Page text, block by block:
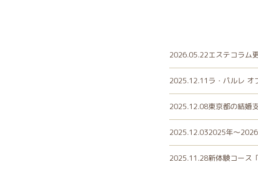
2026.05.22エステコラム
2025.12.11ラ・パルレ オ
2025.12.08東京都の結婚
2025.12.032025年～
2025.11.28新体験コース